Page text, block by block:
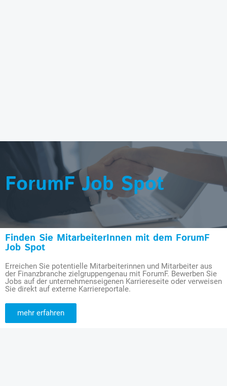
ForumF Job Spot
Finden Sie MitarbeiterInnen mit dem ForumF
Job Spot
Erreichen Sie potentielle Mitarbeiterinnen und Mitarbeiter aus
der Finanzbranche zielgruppengenau mit ForumF. Bewerben Sie
Jobs auf der unternehmenseigenen Karriereseite oder verweisen
Sie direkt auf externe Karriereportale.
mehr erfahren